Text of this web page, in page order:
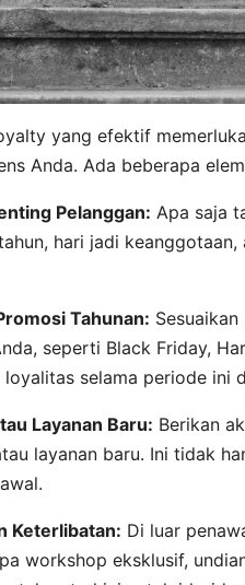
yang efektif
Anda. Ada beberapa
Pelanggan: Apa saja
hari jadi
Tahunan:
seperti Black Friday,
selama periode ini
Layanan Baru: Berikan
layanan baru. Ini tidak
Keterlibatan: Di luar
workshop eksklusif,